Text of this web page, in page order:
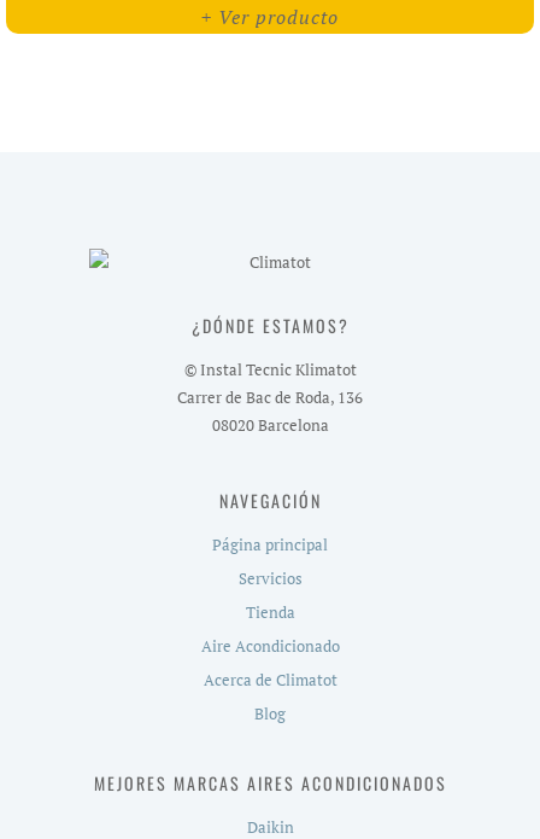
+ Ver producto
¿DÓNDE ESTAMOS?
© Instal Tecnic Klimatot
Carrer de Bac de Roda, 136
08020 Barcelona
NAVEGACIÓN
Página principal
Servicios
Tienda
Aire Acondicionado
Acerca de Climatot
Blog
MEJORES MARCAS AIRES ACONDICIONADOS
Daikin